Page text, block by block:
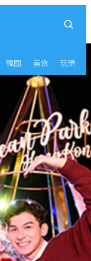
韓國 美食 玩樂